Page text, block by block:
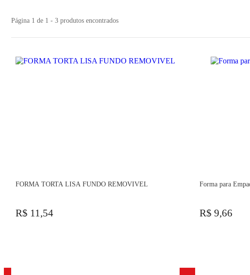
Página 1 de 1 - 3 produtos encontrados
FORMA TORTA LISA FUNDO REMOVIVEL
R$ 11,54
Forma para
R$ 9,66